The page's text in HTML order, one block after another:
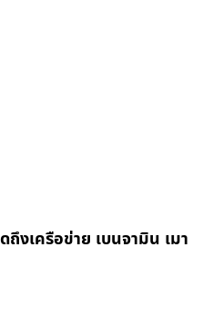
งเครือข่าย เบนจามิน เมา